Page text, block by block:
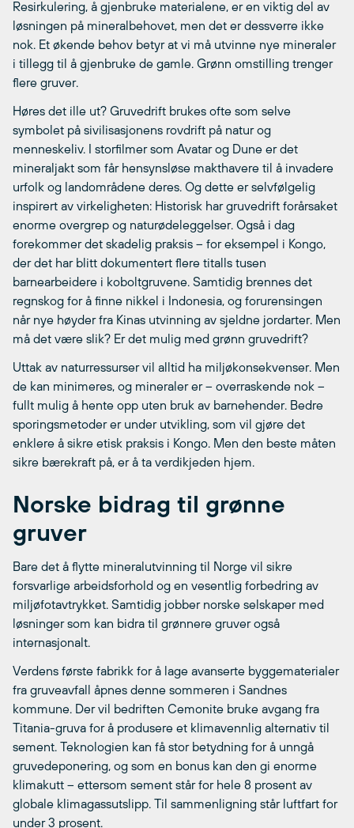
Resirkulering, å gjenbruke materialene, er en viktig del av
løsningen på mineralbehovet, men det er dessverre ikke
nok. Et økende behov betyr at vi må utvinne nye mineraler
i tillegg til å gjenbruke de gamle. Grønn omstilling trenger
flere gruver.
Høres det ille ut? Gruvedrift brukes ofte som selve
symbolet på sivilisasjonens rovdrift på natur og
menneskeliv. I storfilmer som Avatar og Dune er det
mineraljakt som får hensynsløse makthavere til å invadere
urfolk og landområdene deres. Og dette er selvfølgelig
inspirert av virkeligheten: Historisk har gruvedrift forårsaket
enorme overgrep og naturødeleggelser. Også i dag
forekommer det skadelig praksis – for eksempel i Kongo,
der det har blitt dokumentert flere titalls tusen
barnearbeidere i koboltgruvene. Samtidig brennes det
regnskog for å finne nikkel i Indonesia, og forurensingen
når nye høyder fra Kinas utvinning av sjeldne jordarter. Men
må det være slik? Er det mulig med grønn gruvedrift?
Uttak av naturressurser vil alltid ha miljøkonsekvenser. Men
de kan minimeres, og mineraler er – overraskende nok –
fullt mulig å hente opp uten bruk av barnehender. Bedre
sporingsmetoder er under utvikling, som vil gjøre det
enklere å sikre etisk praksis i Kongo. Men den beste måten
sikre bærekraft på, er å ta verdikjeden hjem.
Norske bidrag til grønne
gruver
Bare det å flytte mineralutvinning til Norge vil sikre
forsvarlige arbeidsforhold og en vesentlig forbedring av
miljøfotavtrykket. Samtidig jobber norske selskaper med
løsninger som kan bidra til grønnere gruver også
internasjonalt.
Verdens første fabrikk for å lage avanserte byggematerialer
fra gruveavfall åpnes denne sommeren i Sandnes
kommune. Der vil bedriften Cemonite bruke avgang fra
Titania-gruva for å produsere et klimavennlig alternativ til
sement. Teknologien kan få stor betydning for å unngå
gruvedeponering, og som en bonus kan den gi enorme
klimakutt – ettersom sement står for hele 8 prosent av
globale klimagassutslipp. Til sammenligning står luftfart for
under 3 prosent.